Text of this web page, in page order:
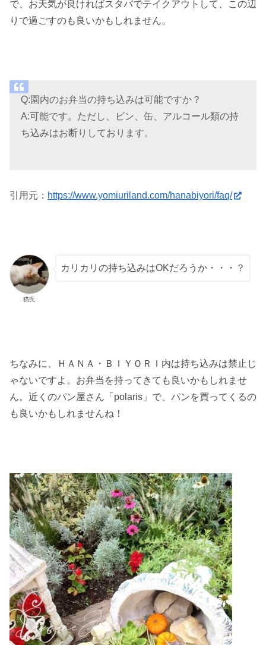
で、お天気が良ければスタバでテイクアウトして、この辺
りで過ごすのも良いかもしれません。
Q:園内のお弁当の持ち込みは可能ですか？
A:可能です。ただし、ビン、缶、アルコール類の持
ち込みはお断りしております。
引用元： https://www.yomiuriland.com/hanabiyori/faq/
猫氏
カリカリの持ち込みはOKだろうか・・・？
ちなみに、ＨＡＮＡ・ＢＩＹＯＲＩ内は持ち込みは禁止じ
ゃないですよ。お弁当を持ってきても良いかもしれませ
ん。近くのパン屋さん「polaris」で、パンを買ってくるの
も良いかもしれませんね！